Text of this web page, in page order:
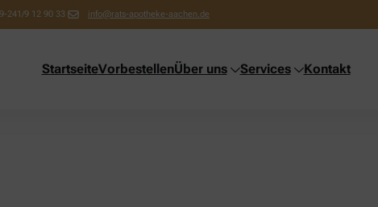
241/9 12 90 33 info@rats-apotheke-aachen.de
StartseiteVorbestellenÜber uns Services Kontakt